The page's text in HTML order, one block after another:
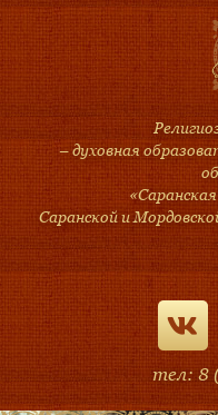
– духовная
Саранской и
тел: 8